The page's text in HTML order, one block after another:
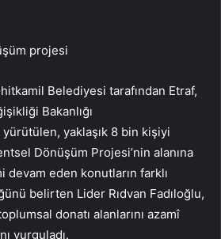
projesi
Belediyesi tarafından Etraf,
Bakanlığı
yaklaşık 8 bin kişiyi
Dönüşüm Projesi’nin alanına
devam eden konutların farklı
belirten Lider Rıdvan Fadıloğlu,
donatı alanlarını azamî
vurguladı.